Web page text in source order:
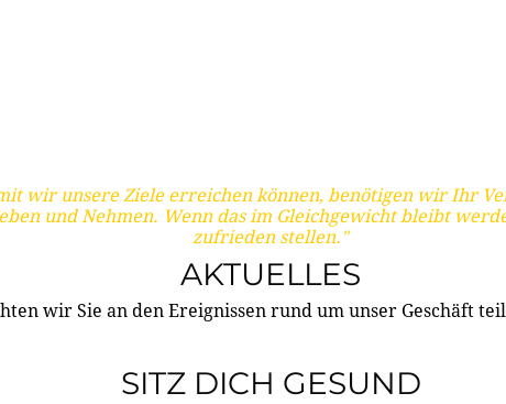
wir unsere Ziele erreichen können, benötigen wir Ihr
und Nehmen. Wenn das im Gleichgewicht bleibt
zufrieden stellen."
AKTUELLES
wir Sie an den Ereignissen rund um unser Geschäft
SITZ DICH GESUND